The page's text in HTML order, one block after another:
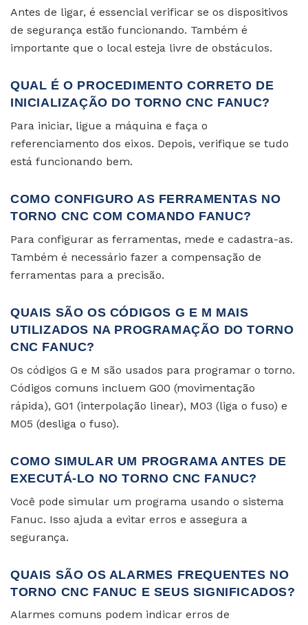
Antes de ligar, é essencial verificar se os dispositivos
de segurança estão funcionando. Também é
importante que o local esteja livre de obstáculos.
QUAL É O PROCEDIMENTO CORRETO DE
INICIALIZAÇÃO DO TORNO CNC FANUC?
Para iniciar, ligue a máquina e faça o
referenciamento dos eixos. Depois, verifique se tudo
está funcionando bem.
COMO CONFIGURO AS FERRAMENTAS NO
TORNO CNC COM COMANDO FANUC?
Para configurar as ferramentas, mede e cadastra-as.
Também é necessário fazer a compensação de
ferramentas para a precisão.
QUAIS SÃO OS CÓDIGOS G E M MAIS
UTILIZADOS NA PROGRAMAÇÃO DO TORNO
CNC FANUC?
Os códigos G e M são usados para programar o torno.
Códigos comuns incluem G00 (movimentação
rápida), G01 (interpolação linear), M03 (liga o fuso) e
M05 (desliga o fuso).
COMO SIMULAR UM PROGRAMA ANTES DE
EXECUTÁ-LO NO TORNO CNC FANUC?
Você pode simular um programa usando o sistema
Fanuc. Isso ajuda a evitar erros e assegura a
segurança.
QUAIS SÃO OS ALARMES FREQUENTES NO
TORNO CNC FANUC E SEUS SIGNIFICADOS?
Alarmes comuns podem indicar erros de